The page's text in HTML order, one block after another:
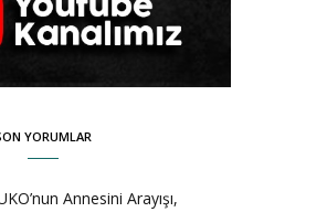
YORUMLAR
Annesini Arayışı,